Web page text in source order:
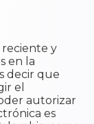
y
en la
decir que
el
autorizar
es